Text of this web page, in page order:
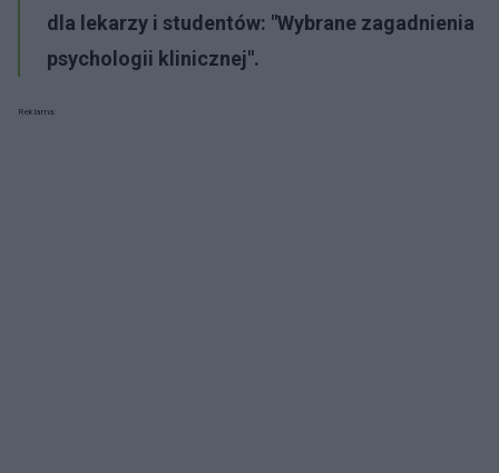
dla lekarzy i studentów: "Wybrane zagadnienia
psychologii klinicznej".
Reklama: